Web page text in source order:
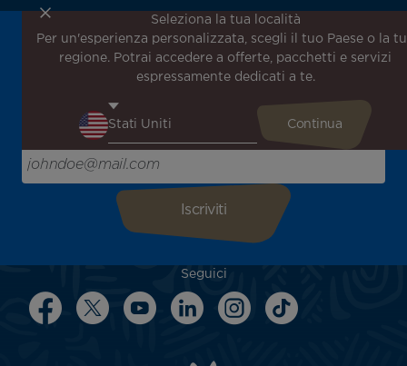
Iscriviti alla nostra newsletter per ricevere le ultime
notizie!
Ricevi per primo tutte le nostre offerte e promozioni
per il tuo prossimo viaggio!
Inserisci la tua email qui
Seguici
Seleziona la tua località
Per un'esperienza personalizzata, scegli il tuo Paese o la
regione. Potrai accedere a offerte, pacchetti e servizi
espressamente dedicati a te.